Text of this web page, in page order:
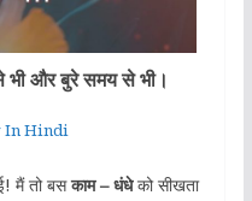
भी और बुरे समय से भी।
In Hindi
मैं तो बसकाम – धंधेको सीखता